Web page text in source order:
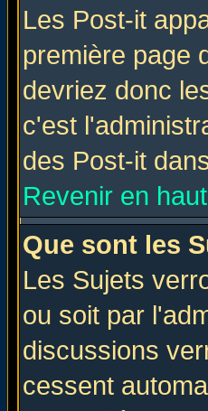
Les Post-it
première page
devriez donc
c'est
des Post-it
Revenir en haut
Que sont les
Les Sujets
ou soit par
discussions
cessent